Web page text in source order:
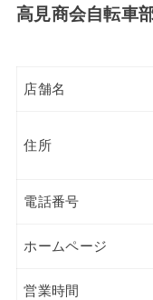
高見商会自転車
店舗名
住所
電話番号
ホームページ
営業時間